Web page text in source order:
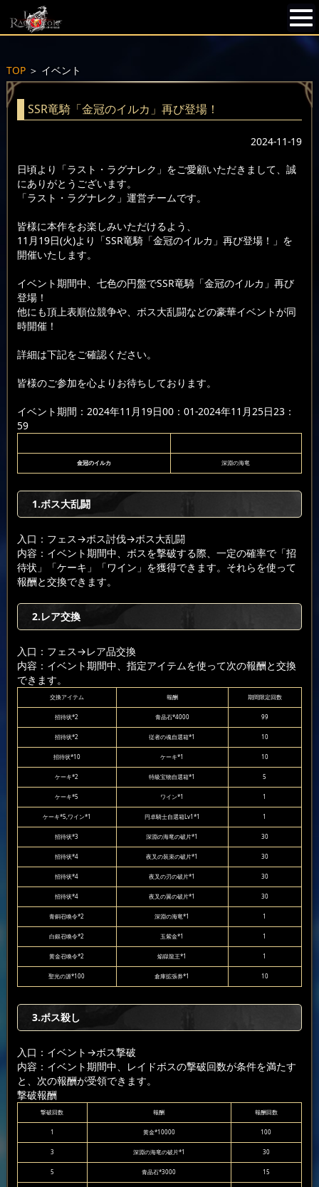
TOP＞ イベント
SSR竜騎「金冠のイルカ」再び登場！
2024-11-19
日頃より「ラスト・ラグナレク」をご愛顧いただきまして、誠
にありがとうございます。
「ラスト・ラグナレク」運営チームです。
皆様に本作をお楽しみいただけるよう、
11月19日(火)より「SSR竜騎「金冠のイルカ」再び登場！」を
開催いたします。
イベント期間中、七色の円盤でSSR竜騎「金冠のイルカ」再び
登場！
他にも頂上表順位競争や、ボス大乱闘などの豪華イベントが同
時開催！
詳細は下記をご確認ください。
皆様のご参加を心よりお待ちしております。
イベント期間：2024年11月19日00：01-2024年11月25日23：
59
金冠のイルカ 深淵の海竜
1.ボス大乱闘
入口：フェス→ボス討伐→ボス大乱闘
内容：イベント期間中、ボスを撃破する際、一定の確率で「招
待状」「ケーキ」「ワイン」を獲得できます。それらを使って
報酬と交換できます。
2.レア交換
入口：フェス→レア品交換
内容：イベント期間中、指定アイテムを使って次の報酬と交換
できます。
交換アイテム 報酬 期間限定回数
招待状*2 青晶石*4000 99
招待状*2 従者の魂自選箱*1 10
招待状*10 ケーキ*1 10
ケーキ*2 特級宝物自選箱*1 5
ケーキ*5 ワイン*1 1
ケーキ*5,ワイン*1 円卓騎士自選箱Lv1*1 1
招待状*3 深淵の海竜の破片*1 30
招待状*4 夜叉の装束の破片*1 30
招待状*4 夜叉の刃の破片*1 30
招待状*4 夜叉の翼の破片*1 30
青銅召喚令*2 深淵の海竜*1 1
白銀召喚令*2 玉紫金*1 1
黄金召喚令*2 焔獄龍王*1 1
聖光の源*100 倉庫拡張券*1 10
3.ボス殺し
入口：イベント →ボス撃破
内容：イベント期間中、レイドボスの撃破回数が条件を満たす
と、次の報酬が受領できます。
撃破報酬
撃破回数 報酬 報酬回数
1 黄金*10000 100
3 深淵の海竜の破片*1 30
5 青晶石*3000 15